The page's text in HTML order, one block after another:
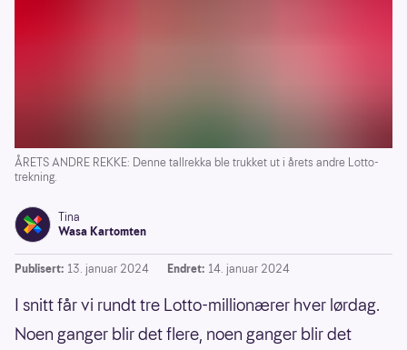
ÅRETS ANDRE REKKE: Denne tallrekka ble trukket ut i årets andre Lotto-
trekning.
Tina
Wasa Kartomten
Publisert: 13. januar 2024 Endret: 14. januar 2024
I snitt får vi rundt tre Lotto-millionærer hver lørdag.
Noen ganger blir det flere, noen ganger blir det